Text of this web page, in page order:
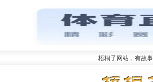
梧桐子网站，有故